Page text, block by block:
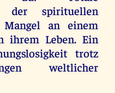
der spirituellen
an einem
ihrem Leben. Ein
trotz
weltlicher